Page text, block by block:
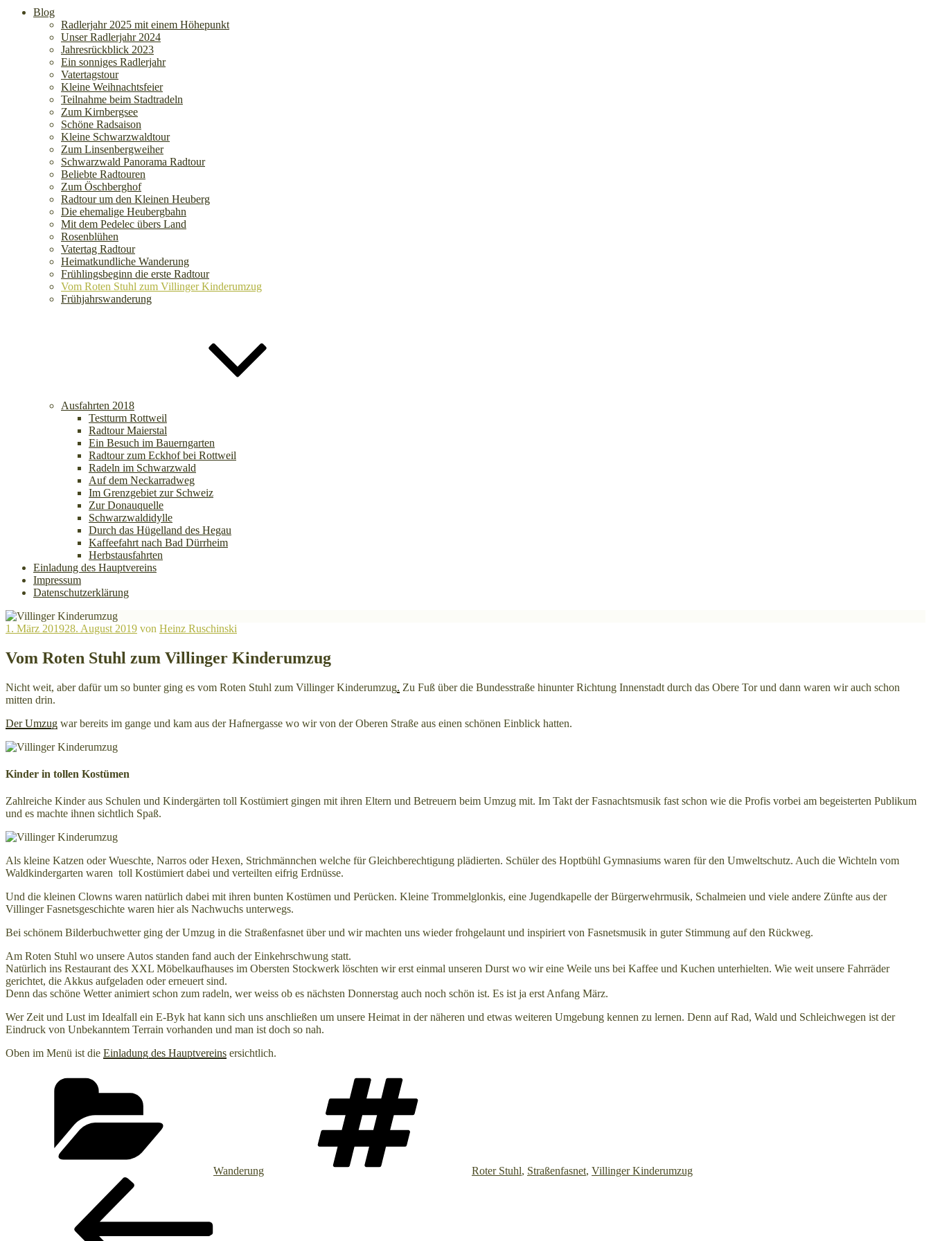
Blog
Radlerjahr 2025 mit einem Höhepunkt
Unser Radlerjahr 2024
Jahresrückblick 2023
Ein sonniges Radlerjahr
Vatertagstour
Kleine Weihnachtsfeier
Teilnahme beim Stadtradeln
Zum Kirnbergsee
Schöne Radsaison
Kleine Schwarzwaldtour
Zum Linsenbergweiher
Schwarzwald Panorama Radtour
Beliebte Radtouren
Zum Öschberghof
Radtour um den Kleinen Heuberg
Die ehemalige Heubergbahn
Mit dem Pedelec übers Land
Rosenblühen
Vatertag Radtour
Heimatkundliche Wanderung
Frühlingsbeginn die erste Radtour
Vom Roten Stuhl zum Villinger Kinderumzug
Frühjahrswanderung
Ausfahrten 2018
Testturm Rottweil
Radtour Maierstal
Ein Besuch im Bauerngarten
Radtour zum Eckhof bei Rottweil
Radeln im Schwarzwald
Auf dem Neckarradweg
Im Grenzgebiet zur Schweiz
Zur Donauquelle
Schwarzwaldidylle
Durch das Hügelland des Hegau
Kaffeefahrt nach Bad Dürrheim
Herbstausfahrten
Einladung des Hauptvereins
Impressum
Datenschutzerklärung
Veröffentlicht
1. März 201928. August 2019 von Heinz Ruschinski
Vom Roten Stuhl zum Villinger Kinderumzug
Nicht weit, aber dafür um so bunter ging es vom Roten Stuhl zum Villinger Kinderumzug. Zu Fuß über die Bundesstraße hinunter Richtung Innenstadt durch das Obere Tor und dann waren wir auch schon
mitten drin.
Der Umzug war bereits im gange und kam aus der Hafnergasse wo wir von der Oberen Straße aus einen schönen Einblick hatten.
Kinder in tollen Kostümen
Zahlreiche Kinder aus Schulen und Kindergärten toll Kostümiert gingen mit ihren Eltern und Betreuern beim Umzug mit. Im Takt der Fasnachtsmusik fast schon wie die Profis vorbei am begeisterten Publikum
und es machte ihnen sichtlich Spaß.
Als kleine Katzen oder Wueschte, Narros oder Hexen, Strichmännchen welche für Gleichberechtigung plädierten. Schüler des Hoptbühl Gymnasiums waren für den Umweltschutz. Auch die Wichteln vom
Waldkindergarten waren toll Kostümiert dabei und verteilten eifrig Erdnüsse.
Und die kleinen Clowns waren natürlich dabei mit ihren bunten Kostümen und Perücken. Kleine Trommelglonkis, eine Jugendkapelle der Bürgerwehrmusik, Schalmeien und viele andere Zünfte aus der
Villinger Fasnetsgeschichte waren hier als Nachwuchs unterwegs.
Bei schönem Bilderbuchwetter ging der Umzug in die Straßenfasnet über und wir machten uns wieder frohgelaunt und inspiriert von Fasnetsmusik in guter Stimmung auf den Rückweg.
Am Roten Stuhl wo unsere Autos standen fand auch der Einkehrschwung statt.
Natürlich ins Restaurant des XXL Möbelkaufhauses im Obersten Stockwerk löschten wir erst einmal unseren Durst wo wir eine Weile uns bei Kaffee und Kuchen unterhielten. Wie weit unsere Fahrräder
gerichtet, die Akkus aufgeladen oder erneuert sind.
Denn das schöne Wetter animiert schon zum radeln, wer weiss ob es nächsten Donnerstag auch noch schön ist. Es ist ja erst Anfang März.
Wer Zeit und Lust im Idealfall ein E-Byk hat kann sich uns anschließen um unsere Heimat in der näheren und etwas weiteren Umgebung kennen zu lernen. Denn auf Rad, Wald und Schleichwegen ist der
Eindruck von Unbekanntem Terrain vorhanden und man ist doch so nah.
Oben im Menü ist die Einladung des Hauptvereins ersichtlich.
Wanderung Roter Stuhl, Straßenfasnet, Villinger Kinderumzug
Beitragsnavigation